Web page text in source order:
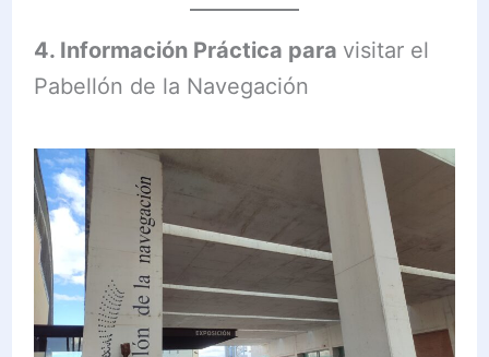
4. Información Práctica para visitar el
Pabellón de la Navegación